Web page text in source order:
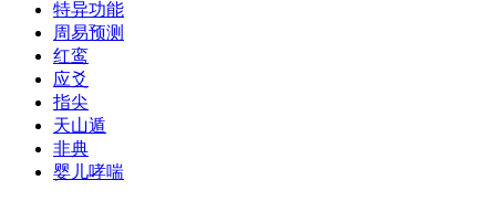
特异功能
周易预测
红鸾
应爻
指尖
天山遁
非典
婴儿哮喘